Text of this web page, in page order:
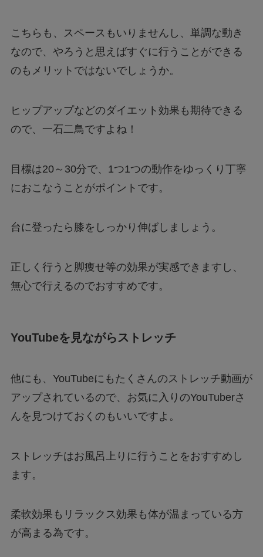
こちらも、スペースもいりませんし、単調な動き
なので、やろうと思えばすぐに行うことができる
のもメリットではないでしょうか。
ヒップアップなどのダイエット効果も期待できる
ので、一石二鳥ですよね！
目標は20～30分で、1つ1つの動作をゆっくり丁寧
におこなうことがポイントです。
台に登ったら膝をしっかり伸ばしましょう。
正しく行うと脚痩せ等の効果が実感できますし、
無心で行えるのでおすすめです。
YouTubeを見ながらストレッチ
他にも、YouTubeにもたくさんのストレッチ動画が
アップされているので、お気に入りのYouTuberさ
んを見つけておくのもいいですよ。
ストレッチはお風呂上りに行うことをおすすめし
ます。
柔軟効果もリラックス効果も体が温まっている方
が高まる為です。